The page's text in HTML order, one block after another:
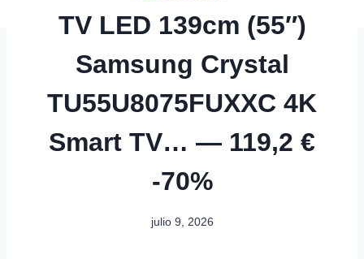
TV LED 139cm (55″)
Samsung Crystal
TU55U8075FUXXC 4K
Smart TV… — 119,2 €
-70%
julio 9, 2026